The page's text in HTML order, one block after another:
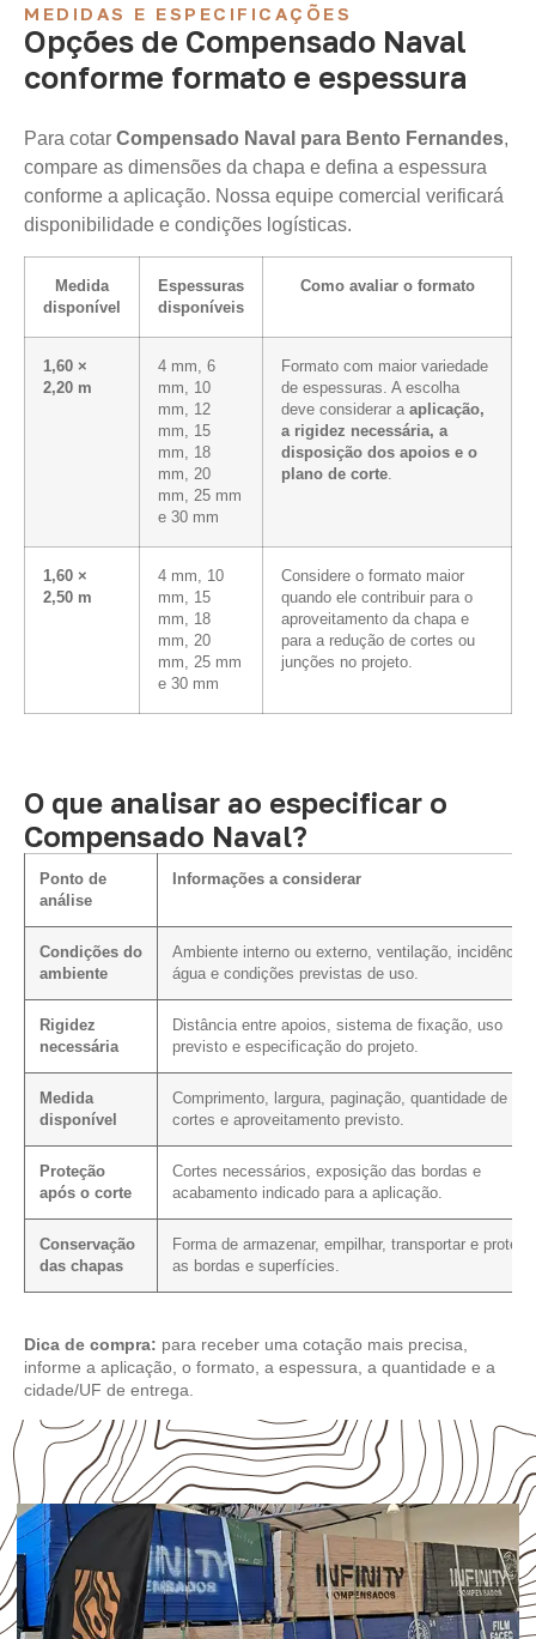
MEDIDAS E ESPECIFICAÇÕES
Opções de Compensado Naval
conforme formato e espessura
Para cotar Compensado Naval para Bento Fernandes,
compare as dimensões da chapa e defina a espessura
conforme a aplicação. Nossa equipe comercial verificará
disponibilidade e condições logísticas.
Medida
disponível
Espessuras
disponíveis
Como avaliar o formato
1,60 ×
2,20 m
4 mm, 6
mm, 10
mm, 12
mm, 15
mm, 18
mm, 20
mm, 25 mm
e 30 mm
Formato com maior variedade
de espessuras. A escolha
deve considerar a aplicação,
a rigidez necessária, a
disposição dos apoios e o
plano de corte.
1,60 ×
2,50 m
4 mm, 10
mm, 15
mm, 18
mm, 20
mm, 25 mm
e 30 mm
Considere o formato maior
quando ele contribuir para o
aproveitamento da chapa e
para a redução de cortes ou
junções no projeto.
O que analisar ao especificar o
Compensado Naval?
Ponto de
análise
Informações a considerar
Condições do
ambiente
Ambiente interno ou externo, ventilação, incidência
água e condições previstas de uso.
Rigidez
necessária
Distância entre apoios, sistema de fixação, uso
previsto e especificação do projeto.
Medida
disponível
Comprimento, largura, paginação, quantidade de
cortes e aproveitamento previsto.
Proteção
após o corte
Cortes necessários, exposição das bordas e
acabamento indicado para a aplicação.
Conservação
das chapas
Forma de armazenar, empilhar, transportar e
as bordas e superfícies.
Dica de compra: para receber uma cotação mais precisa,
informe a aplicação, o formato, a espessura, a quantidade e a
cidade/UF de entrega.